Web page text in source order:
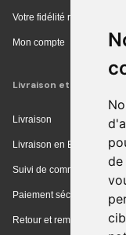
de
Votre fidélité récompensée
Mon compte
Livraison et achat
Livraison
Livraison en Europe
Suivi de commande
Paiement sécurisé
Retour et remboursement